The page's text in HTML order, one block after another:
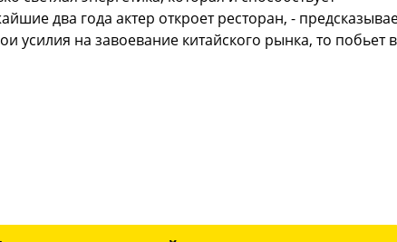
два года актер откроет ресторан, -
усилия на завоевание китайского рынка, то побьет